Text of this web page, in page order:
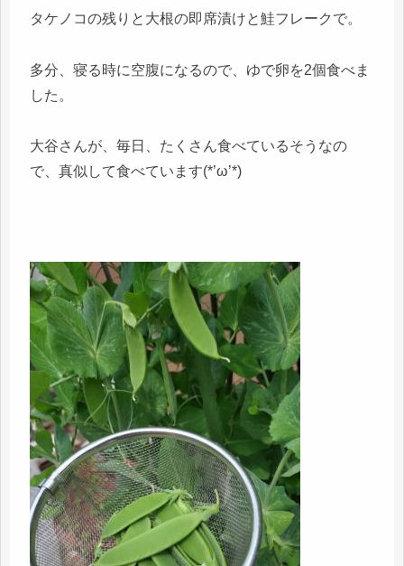
タケノコの残りと大根の即席漬けと鮭フレークで。
多分、寝る時に空腹になるので、ゆで卵を2個食べま
した。
大谷さんが、毎日、たくさん食べているそうなの
で、真似して食べています(*’ω’*)